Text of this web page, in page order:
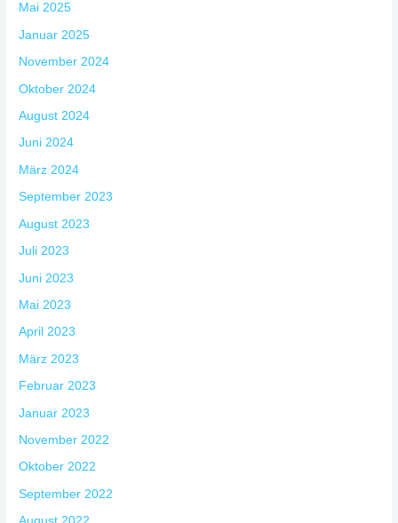
Mai 2025
Januar 2025
November 2024
Oktober 2024
August 2024
Juni 2024
März 2024
September 2023
August 2023
Juli 2023
Juni 2023
Mai 2023
April 2023
März 2023
Februar 2023
Januar 2023
November 2022
Oktober 2022
September 2022